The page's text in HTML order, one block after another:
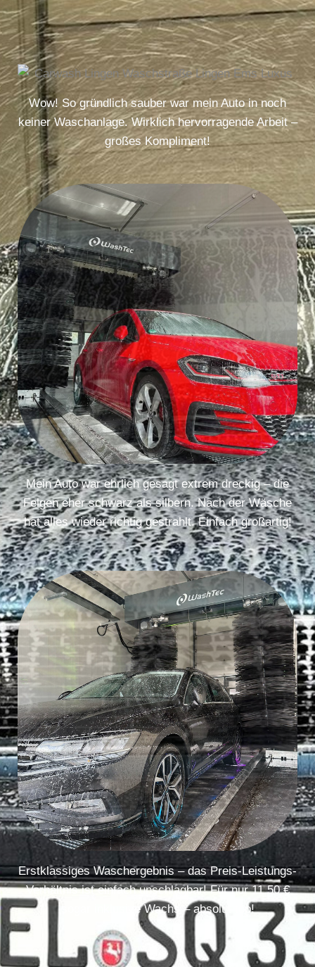
Wow! So gründlich sauber war mein Auto in noch
keiner Waschanlage. Wirklich hervorragende Arbeit –
großes Kompliment!
Mein Auto war ehrlich gesagt extrem dreckig – die
Felgen eher schwarz als silbern. Nach der Wäsche
hat alles wieder richtig gestrahlt. Einfach großartig!
Erstklassiges Waschergebnis – das Preis-Leistungs-
Verhältnis ist einfach unschlagbar! Für nur 11,50 €
sogar inklusive Wachs – absolut top!